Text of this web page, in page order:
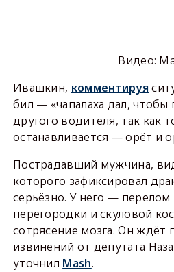
Видео:
Ивашкин, комментируя
бил — «чапалаха дал, чтобы
другого водителя, так как
останавливается — орёт и
Пострадавший мужчина,
которого зафиксировал
серьёзно. У него — перелом
перегородки и скуловой
сотрясение мозга. Он ждёт
извинений от депутата
уточнил Mash.